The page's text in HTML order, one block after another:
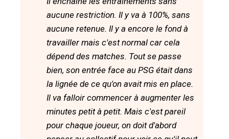
aucune restriction. Il y va à 100%, sans
aucune retenue. Il y a encore le fond à
travailler mais c'est normal car cela
dépend des matches. Tout se passe
bien, son entrée face au PSG était dans
la lignée de ce qu'on avait mis en place.
Il va falloir commencer à augmenter les
minutes petit à petit. Mais c'est pareil
pour chaque joueur, on doit d'abord